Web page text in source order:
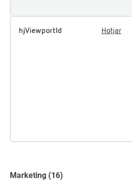
hjViewportId Hotjar
Marketing (16)